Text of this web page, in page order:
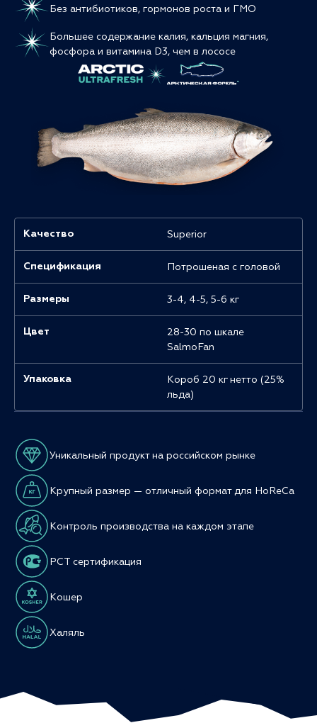
Без антибиотиков, гормонов роста и ГМО
Большее содержание калия, кальция магния,
фосфора и витамина D3, чем в лососе
Качество Superior
Спецификация Потрошеная с головой
Размеры 3-4, 4-5, 5-6 кг
Цвет
28-30 по шкале
SalmoFan
Упаковка
Короб 20 кг нетто (25%
льда)
Уникальный продукт на российском рынке
Крупный размер — отличный формат для HoReCa
Контроль производства на каждом этапе
РСТ сертификация
Кошер
Халяль